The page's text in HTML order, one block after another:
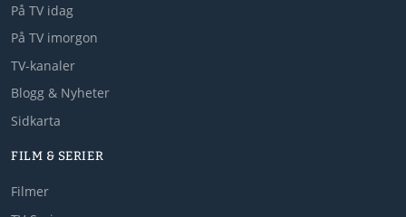
På TV idag
På TV imorgon
TV-kanaler
Blogg & Nyheter
Sidkarta
FILM & SERIER
Filmer